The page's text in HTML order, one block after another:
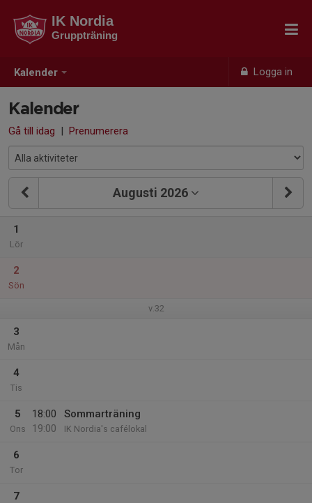
Kalender Logga in
IK Nordia
Gruppträning
Kalender
Gå till idag | Prenumerera
Augusti 2026
1
Lör
2
Sön
v.32
3
Mån
4
Tis
5
Ons
18:00
19:00
Sommarträning
IK Nordia's cafélokal
6
Tor
7